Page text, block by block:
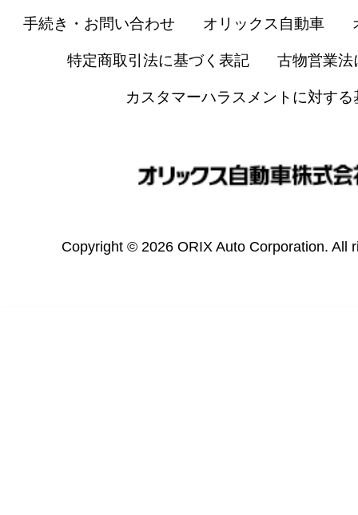
手続き・お問い合わせ オリックス自動車
特定商取引法に基づく表記 古物営業法
カスタマーハラスメントに対する
Copyright © 2026 ORIX Auto Corporation. All